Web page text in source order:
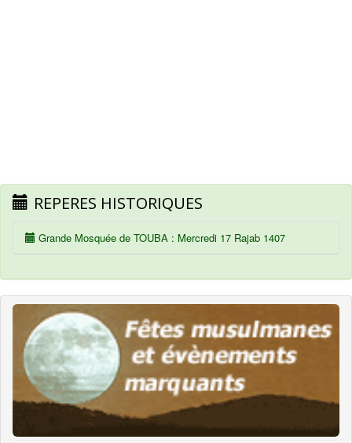
REPERES HISTORIQUES
Grande Mosquée de TOUBA : Mercredi 17 Rajab 1407